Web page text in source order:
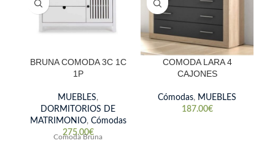
BRUNA COMODA 3C 1C
1P
MUEBLES,
DORMITORIOS DE
MATRIMONIO, Cómodas
275.00€
Comoda Bruna
COMODA LARA 4
CAJONES
Cómodas, MUEBLES
187.00€